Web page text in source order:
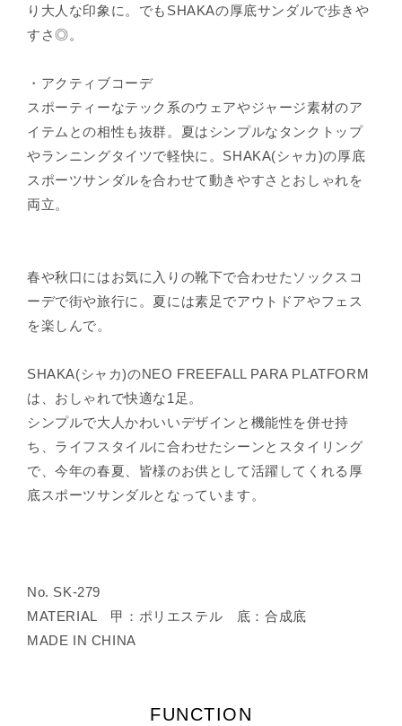
り大人な印象に。でもSHAKAの厚底サンダルで歩きや
すさ◎。
・アクティブコーデ
スポーティーなテック系のウェアやジャージ素材のア
イテムとの相性も抜群。夏はシンプルなタンクトップ
やランニングタイツで軽快に。SHAKA(シャカ)の厚底
スポーツサンダルを合わせて動きやすさとおしゃれを
両立。
春や秋口にはお気に入りの靴下で合わせたソックスコ
ーデで街や旅行に。夏には素足でアウトドアやフェス
を楽しんで。
SHAKA(シャカ)のNEO FREEFALL PARA PLATFORM
は、おしゃれで快適な1足。
シンプルで大人かわいいデザインと機能性を併せ持
ち、ライフスタイルに合わせたシーンとスタイリング
で、今年の春夏、皆様のお供として活躍してくれる厚
底スポーツサンダルとなっています。
No. SK-279
MATERIAL 甲：ポリエステル 底：合成底
MADE IN CHINA
FUNCTION